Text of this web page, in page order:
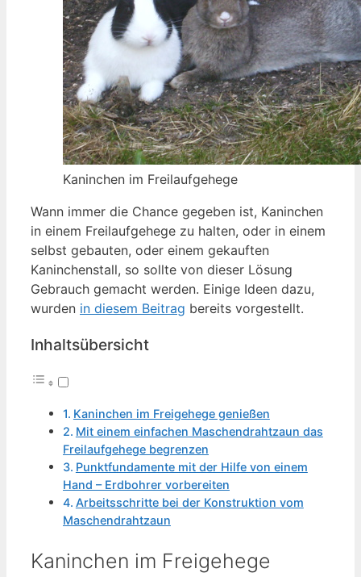
Kaninchen im Freilaufgehege
Wann immer die Chance gegeben ist, Kaninchen
in einem Freilaufgehege zu halten, oder in einem
selbst gebauten, oder einem gekauften
Kaninchenstall, so sollte von dieser Lösung
Gebrauch gemacht werden. Einige Ideen dazu,
wurden in diesem Beitrag bereits vorgestellt.
Inhaltsübersicht
Kaninchen im Freigehege genießen
Mit einem einfachen Maschendrahtzaun das
Freilaufgehege begrenzen
Punktfundamente mit der Hilfe von einem
Hand – Erdbohrer vorbereiten
Arbeitsschritte bei der Konstruktion vom
Maschendrahtzaun
Kaninchen im Freigehege